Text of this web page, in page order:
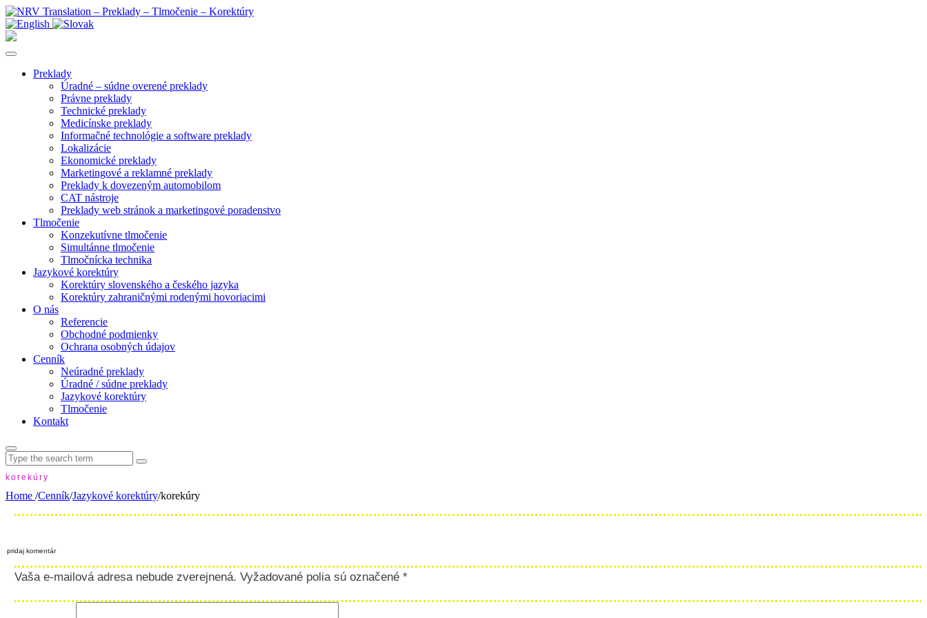
Preklady
Úradné – súdne overené preklady
Právne preklady
Technické preklady
Medicínske preklady
Informačné technológie a software preklady
Lokalizácie
Ekonomické preklady
Marketingové a reklamné preklady
Preklady k dovezeným automobilom
CAT nástroje
Preklady web stránok a marketingové poradenstvo
Tlmočenie
Konzekutívne tlmočenie
Simultánne tlmočenie
Tlmočnícka technika
Jazykové korektúry
Korektúry slovenského a českého jazyka
Korektúry zahraničnými rodenými hovoriacimi
O nás
Referencie
Obchodné podmienky
Ochrana osobných údajov
Cenník
Neúradné preklady
Úradné / súdne preklady
Jazykové korektúry
Tlmočenie
Kontakt
Search
for:
korekúry
Home /Cenník/Jazykové korektúry/korekúry
pridaj komentár
Vaša e-mailová adresa nebude zverejnená. Vyžadované polia sú označené *